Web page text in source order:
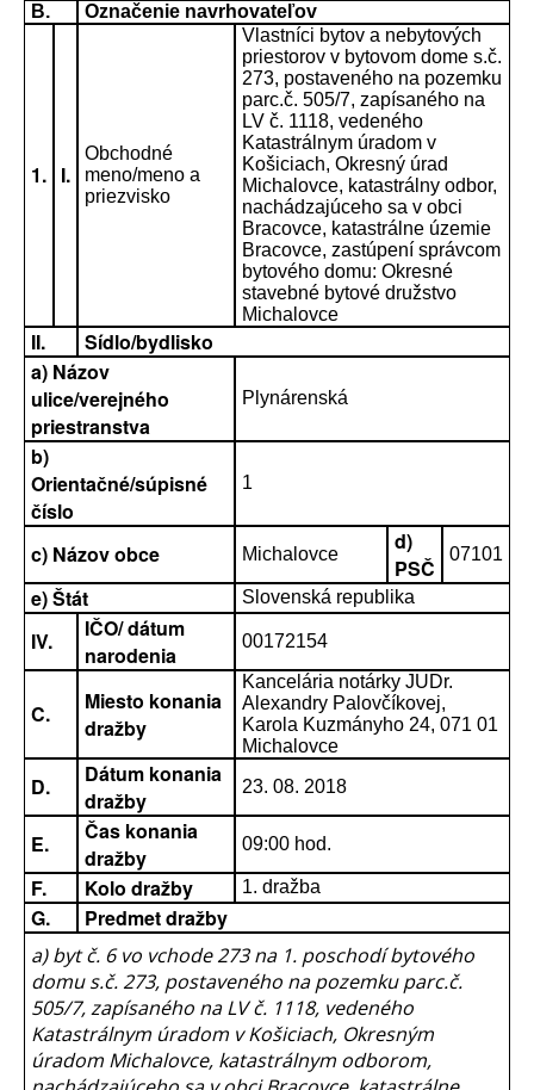
B.
Označenie navrhovateľov
1. I.
Obchodné
meno/meno a
priezvisko
Vlastníci bytov a nebytových
priestorov v bytovom dome s.č.
273, postaveného na pozemku
parc.č. 505/7, zapísaného na
LV č. 1118, vedeného
Katastrálnym úradom v
Košiciach, Okresný úrad
Michalovce, katastrálny odbor,
nachádzajúceho sa v obci
Bracovce, katastrálne územie
Bracovce, zastúpení správcom
bytového domu: Okresné
stavebné bytové družstvo
Michalovce
II.
Sídlo/bydlisko
a) Názov
ulice/verejného
priestranstva
Plynárenská
b)
Orientačné/súpisné
číslo
1
c) Názov obce Michalovce
d)
PSČ
07101
e) Štát Slovenská republika
IV.
IČO/ dátum
narodenia
00172154
C.
Miesto konania
dražby
Kancelária notárky JUDr.
Alexandry Palovčíkovej,
Karola Kuzmányho 24, 071 01
Michalovce
D.
Dátum konania
dražby
23. 08. 2018
E.
Čas konania
dražby
09:00 hod.
F. Kolo dražby 1. dražba
G. Predmet dražby
a) byt č. 6 vo vchode 273 na 1. poschodí bytového
domu s.č. 273, postaveného na pozemku parc.č.
505/7, zapísaného na LV č. 1118, vedeného
Katastrálnym úradom v Košiciach, Okresným
úradom Michalovce, katastrálnym odborom,